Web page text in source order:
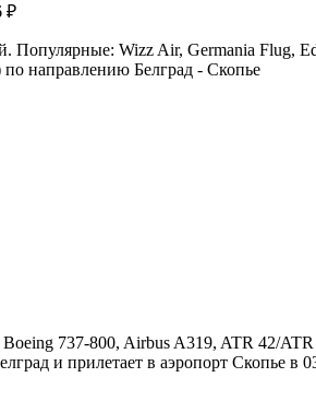
₽
Wizz Air, Germania Flug,
направлению Белград - Скопье
737-800, Airbus A319, ATR 42/
и прилетает в аэропорт Скопье в